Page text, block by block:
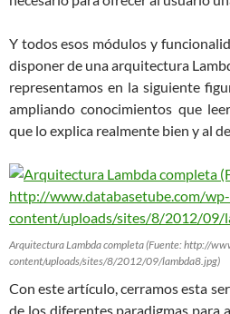
Y todos esos módulos y
disponer de una arquitectura
representamos en la siguiente
ampliando conocimientos que
que lo explica realmente bien y al
Arquitectura Lambda completa (Fuente: http://
content/uploads/sites/8/2012/09/lambda8.jpg)
Con este artículo, cerramos esta
de los diferentes paradigmas para